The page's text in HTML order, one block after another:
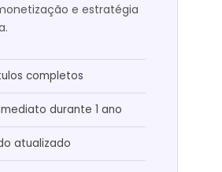
e estratégia
completos
durante 1 ano
atualizado